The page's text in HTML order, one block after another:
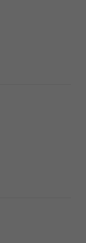
kul att du
dukningen